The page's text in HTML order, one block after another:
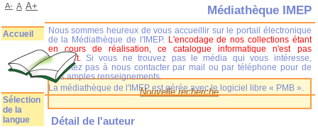
Nouvelle recherche
Détail de l'auteur
Médiathèque IMEP
Nous sommes heureux de vous accueillir sur le portail électronique
de la Médiathèque de l'IMEP. L'encodage de nos collections étant
en cours de réalisation, ce catalogue informatique n'est pas
complet.
Si vous ne trouvez pas le média qui vous intéresse,
n'hésitez pas à nous contacter par mail ou par téléphone pour de
plus amples renseignements.
La médiathèque de l'IMEP est gérée avec le logiciel libre « PMB ».
A- A A+
Accueil
Sélection
de la
langue